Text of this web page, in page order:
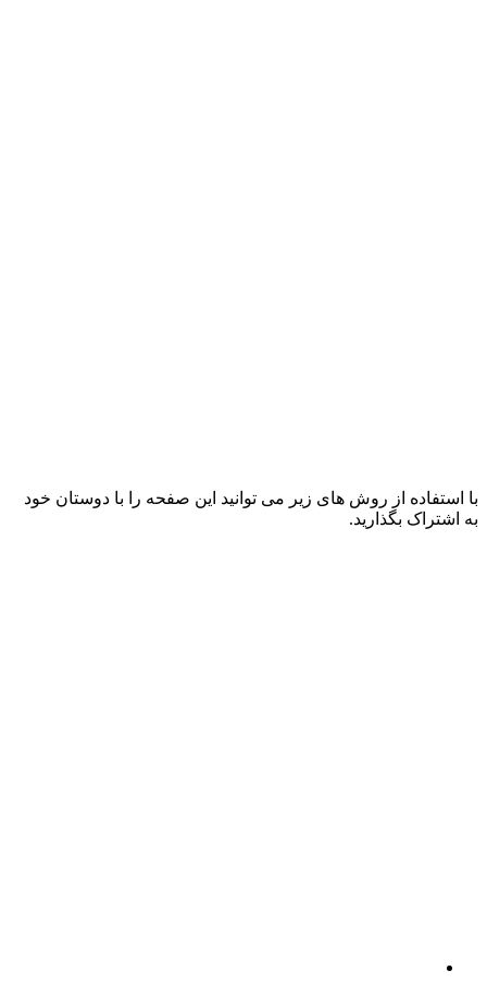
با استفاده از روش های زیر می توانید این صفحه را با دوستان خود
به اشتراک بگذارید.